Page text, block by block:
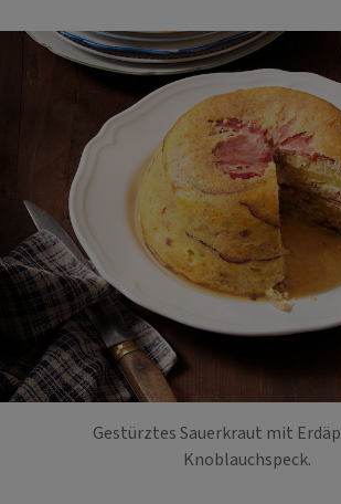
Gestürztes Sauerkraut mit
Knoblauchspeck.